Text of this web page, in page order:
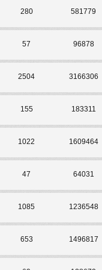
280 581779
57 96878
2504 3166306
155 183311
1022 1609464
47 64031
1085 1236548
653 1496817